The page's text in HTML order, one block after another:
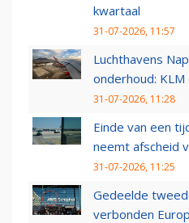
kwartaal
31-07-2026, 11:57
Luchthavens
onderhoud:
31-07-2026, 11:28
Einde van een
neemt afscheid
31-07-2026, 11:25
Gedeelde
verbonden